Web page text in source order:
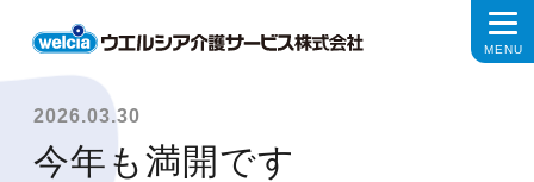
2026.03.30
今年も満開です